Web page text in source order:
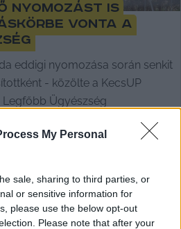
My Personal
sale, sharing to third parties, or
or sensitive information for
please use the below opt-out
Please note that after your
nyomozást is
vonta a
eddigi nyomozása során senkit
- közölte a KecsUP
Legfőbb Ügyészség
2026. 04. 21.